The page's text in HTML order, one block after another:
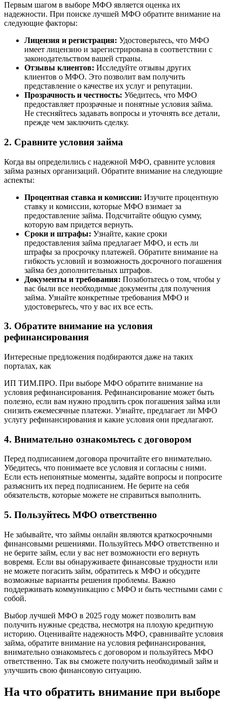
Первым шагом в выборе МФО является оценка их
надежности. При поиске лучшей МФО обратите внимание на
следующие факторы:
Лицензия и регистрация: Удостоверьтесь, что МФО
имеет лицензию и зарегистрирована в соответствии с
законодательством вашей страны.
Отзывы клиентов: Исследуйте отзывы других
клиентов о МФО. Это позволит вам получить
представление о качестве их услуг и репутации.
Прозрачность и честность: Убедитесь, что МФО
предоставляет прозрачные и понятные условия займа.
Не стесняйтесь задавать вопросы и уточнять все детали,
прежде чем заключить сделку.
2. Сравните условия займа
Когда вы определились с надежной МФО, сравните условия
займа разных организаций. Обратите внимание на следующие
аспекты:
Процентная ставка и комиссии: Изучите процентную
ставку и комиссии, которые МФО взимает за
предоставление займа. Подсчитайте общую сумму,
которую вам придется вернуть.
Сроки и штрафы: Узнайте, какие сроки
предоставления займа предлагает МФО, и есть ли
штрафы за просрочку платежей. Обратите внимание на
гибкость условий и возможность досрочного погашения
займа без дополнительных штрафов.
Документы и требования: Позаботьтесь о том, чтобы у
вас были все необходимые документы для получения
займа. Узнайте конкретные требования МФО и
удостоверьтесь, что у вас их все есть.
3. Обратите внимание на условия
рефинансирования
Интересные предложения подбираются даже на таких
порталах, как
ИП ТИМ.ПРО. При выборе МФО обратите внимание на
условия рефинансирования. Рефинансирование может быть
полезно, если вам нужно продлить срок погашения займа или
снизить ежемесячные платежи. Узнайте, предлагает ли МФО
услугу рефинансирования и какие условия они предлагают.
4. Внимательно ознакомьтесь с договором
Перед подписанием договора прочитайте его внимательно.
Убедитесь, что понимаете все условия и согласны с ними.
Если есть непонятные моменты, задайте вопросы и попросите
разъяснить их перед подписанием. Не берите на себя
обязательств, которые можете не справиться выполнить.
5. Пользуйтесь МФО ответственно
Не забывайте, что займы онлайн являются краткосрочными
финансовыми решениями. Пользуйтесь МФО ответственно и
не берите займ, если у вас нет возможности его вернуть
вовремя. Если вы обнаруживаете финансовые трудности или
не можете погасить займ, обратитесь к МФО и обсудите
возможные варианты решения проблемы. Важно
поддерживать коммуникацию с МФО и быть честными сами с
собой.
Выбор лучшей МФО в 2025 году может позволить вам
получить нужные средства, несмотря на плохую кредитную
историю. Оценивайте надежность МФО, сравнивайте условия
займа, обратите внимание на условия рефинансирования,
внимательно ознакомьтесь с договором и пользуйтесь МФО
ответственно. Так вы сможете получить необходимый займ и
улучшить свою финансовую ситуацию.
На что обратить внимание при выборе